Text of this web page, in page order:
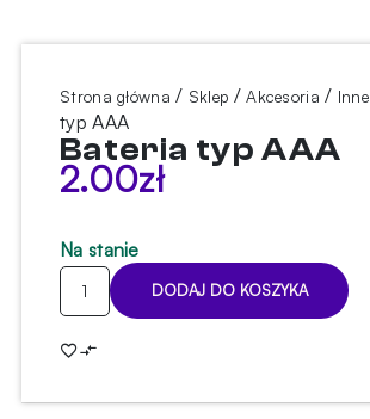
Strona główna / Sklep /Akcesoria / Inne
typ AAA
Bateria typ AAA
2.00zł
Na stanie
ilość
Bateria
AAA
DODAJ DO KOSZYKA